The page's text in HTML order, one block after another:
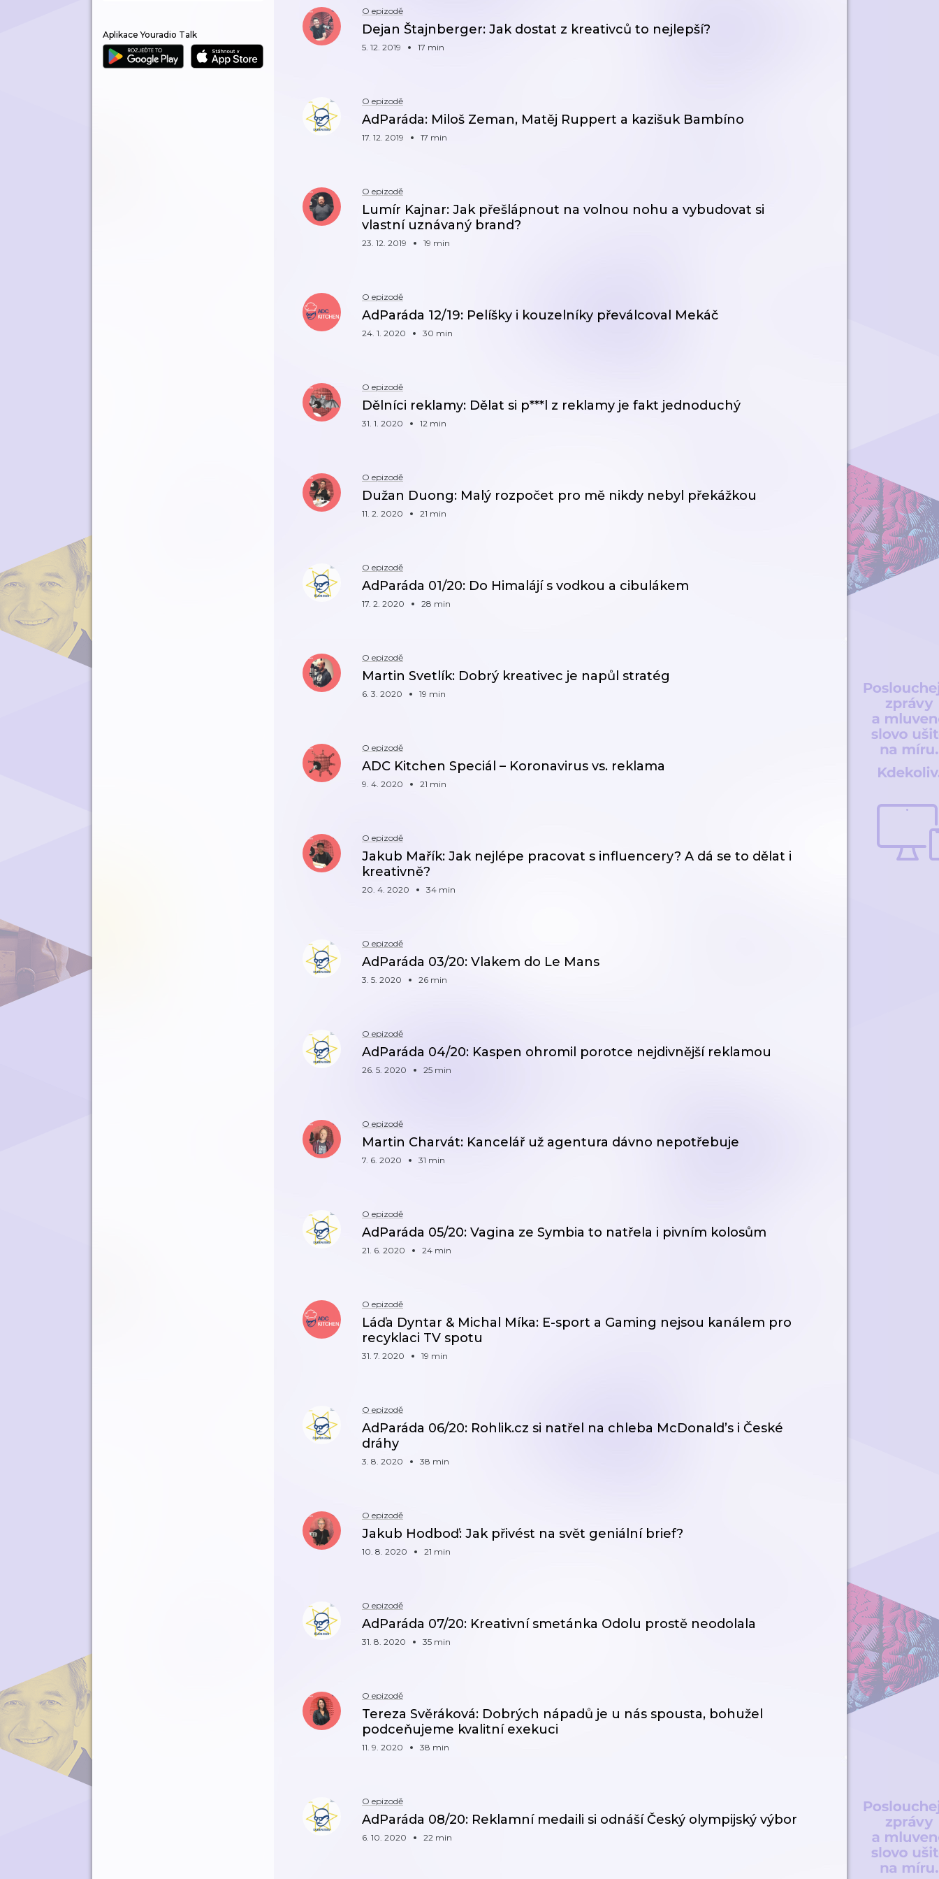
Aplikace Youradio Talk
O epizodě
Dejan Štajnberger: Jak dostat z kreativců to nejlepší?
5. 12. 2019 17 min
O epizodě
AdParáda: Miloš Zeman, Matěj Ruppert a kazišuk Bambíno
17. 12. 2019 17 min
O epizodě
Lumír Kajnar: Jak přešlápnout na volnou nohu a vybudovat si
vlastní uznávaný brand?
23. 12. 2019 19 min
O epizodě
AdParáda 12/19: Pelíšky i kouzelníky převálcoval Mekáč
24. 1. 2020 30 min
O epizodě
Dělníci reklamy: Dělat si p***l z reklamy je fakt jednoduchý
31. 1. 2020 12 min
O epizodě
Dužan Duong: Malý rozpočet pro mě nikdy nebyl překážkou
11. 2. 2020 21 min
O epizodě
AdParáda 01/20: Do Himalájí s vodkou a cibulákem
17. 2. 2020 28 min
O epizodě
Martin Svetlík: Dobrý kreativec je napůl stratég
6. 3. 2020 19 min
O epizodě
ADC Kitchen Speciál – Koronavirus vs. reklama
9. 4. 2020 21 min
O epizodě
Jakub Mařík: Jak nejlépe pracovat s influencery? A dá se to dělat i
kreativně?
20. 4. 2020 34 min
O epizodě
AdParáda 03/20: Vlakem do Le Mans
3. 5. 2020 26 min
O epizodě
AdParáda 04/20: Kaspen ohromil porotce nejdivnější reklamou
26. 5. 2020 25 min
O epizodě
Martin Charvát: Kancelář už agentura dávno nepotřebuje
7. 6. 2020 31 min
O epizodě
AdParáda 05/20: Vagina ze Symbia to natřela i pivním kolosům
21. 6. 2020 24 min
O epizodě
Láďa Dyntar & Michal Míka: E-sport a Gaming nejsou kanálem pro
recyklaci TV spotu
31. 7. 2020 19 min
O epizodě
AdParáda 06/20: Rohlik.cz si natřel na chleba McDonald’s i České
dráhy
3. 8. 2020 38 min
O epizodě
Jakub Hodboď: Jak přivést na svět geniální brief?
10. 8. 2020 21 min
O epizodě
AdParáda 07/20: Kreativní smetánka Odolu prostě neodolala
31. 8. 2020 35 min
O epizodě
Tereza Svěráková: Dobrých nápadů je u nás spousta, bohužel
podceňujeme kvalitní exekuci
11. 9. 2020 38 min
O epizodě
AdParáda 08/20: Reklamní medaili si odnáší Český olympijský výbor
6. 10. 2020 22 min